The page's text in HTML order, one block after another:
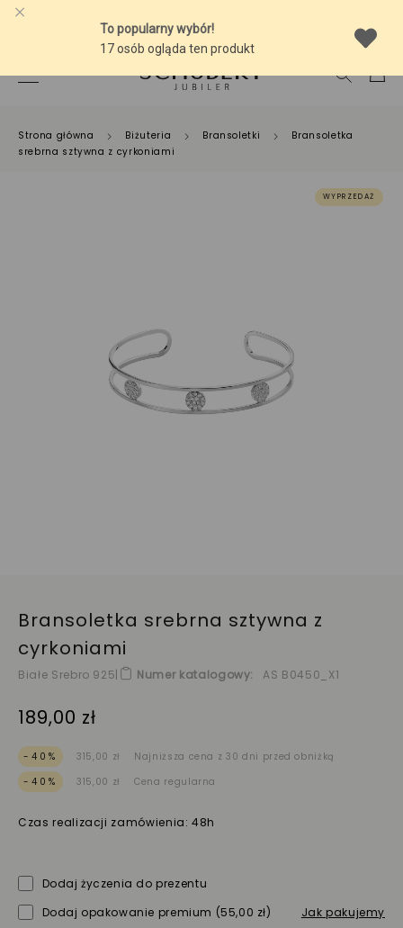
Strona główna Biżuteria Bransoletki
Bransoletka
srebrna sztywna z cyrkoniami
WYPRZEDAŻ
Bransoletka srebrna sztywna z
cyrkoniami
Białe Srebro 925| Numer katalogowy AS B0450_X1
189,00 zł
-40% 315,00 zł
Najniższa cena z 30 dni przed obniżką
-40%
315,00 zł Cena regularna
Czas realizacji zamówienia: 48h
Dodaj życzenia do prezentu
Dodaj opakowanie premium (55,00 zł) Jak pakujemy